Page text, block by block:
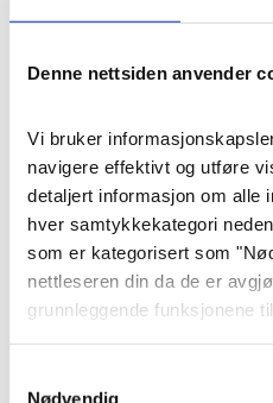
Denne nettsiden anvender
Vi bruker
navigere effektivt og utføre
detaljert informasjon om alle
hver samtykkekategori
som er kategorisert som
nettleseren din da de er
grunnleggende funksjonene
hjelper oss med å analysere
Nødvendig
Urnekrans
Harmonisk og
forskjellige
40 cm.
Pris: 2700 kr